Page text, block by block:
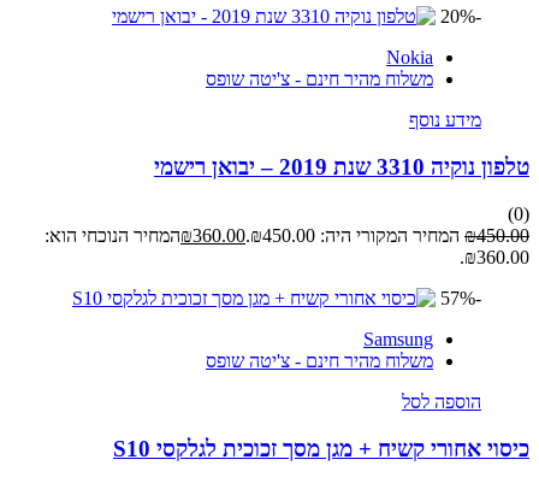
-20%
Nokia
משלוח מהיר חינם - צ'יטה שופס
מידע נוסף
טלפון נוקיה 3310 שנת 2019 – יבואן רישמי
(0)
₪450.00 המחיר המקורי היה: ₪450.00. ₪360.00
המחיר הנוכחי הוא:
₪360.00.
-57%
Samsung
משלוח מהיר חינם - צ'יטה שופס
הוספה לסל
כיסוי אחורי קשיח + מגן מסך זכוכית לגלקסי S10